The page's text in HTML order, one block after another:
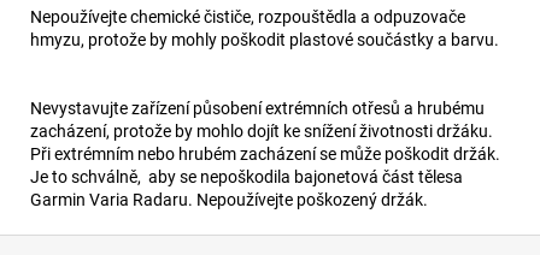
Nepoužívejte chemické čističe, rozpouštědla a odpuzovače
hmyzu, protože by mohly poškodit plastové součástky a barvu.
Nevystavujte zařízení působení extrémních otřesů a hrubému
zacházení, protože by mohlo dojít ke snížení životnosti držáku.
Při extrémním nebo hrubém zacházení se může poškodit držák.
Je to schválně, aby se nepoškodila bajonetová část tělesa
Garmin Varia Radaru. Nepoužívejte poškozený držák.